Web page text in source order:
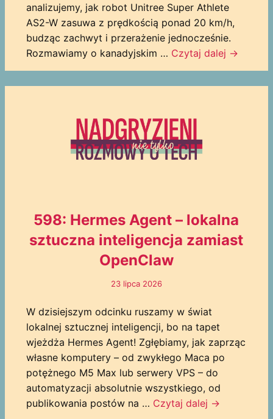
analizujemy, jak robot Unitree Super Athlete
AS2-W zasuwa z prędkością ponad 20 km/h,
budząc zachwyt i przerażenie jednocześnie.
Rozmawiamy o kanadyjskim … Czytaj dalej →
598: Hermes Agent – lokalna
sztuczna inteligencja zamiast
OpenClaw
23 lipca 2026
W dzisiejszym odcinku ruszamy w świat
lokalnej sztucznej inteligencji, bo na tapet
wjeżdża Hermes Agent! Zgłębiamy, jak zaprząc
własne komputery – od zwykłego Maca po
potężnego M5 Max lub serwery VPS – do
automatyzacji absolutnie wszystkiego, od
publikowania postów na … Czytaj dalej →